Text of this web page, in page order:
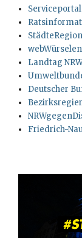
webWürselen
Landtag
Deutscher
Friedrich-